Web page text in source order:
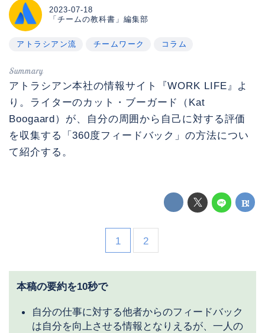
2023-07-18
「チームの教科書」編集部
アトラシアン流 チームワーク コラム
アトラシアン本社の情報サイト『WORK LIFE』よ
り。ライターのカット・ブーガード（Kat
Boogaard）が、自分の周囲から自己に対する評価
を収集する「360度フィードバック」の方法につい
て紹介する。
1 2
本稿の要約を10秒で
自分の仕事に対する他者からのフィードバック
は自分を向上させる情報となりえるが、一人の